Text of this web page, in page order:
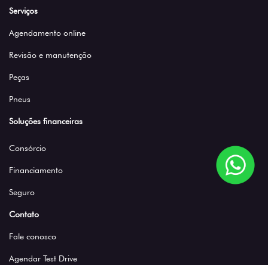
Serviços
Agendamento online
Revisão e manutenção
Peças
Pneus
Soluções financeiras
Consórcio
Financiamento
Seguro
Contato
Fale conosco
Agendar Test Drive